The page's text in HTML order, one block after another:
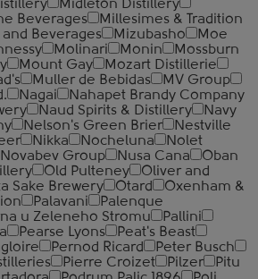
Midleton Distillery
Beverages
Millesimes & Tradition
Beverages
Mizubasho
Moe
Molinari Monin
Mossburn
Mount Gay
Mozart Distillerie
Muller de Bebidas
MV Group
Nagai
Nahapet Brandy Company
Naud Spirits & Distillery
Navy
Nelson's Green Brier
Nestville
Nikka Nocheluna
Nolet
Novabev Group Nusa Cana
Oban
Old Pulteney
Oliver and
Sake Brewery Otard
Oxenham &
Palavani
Palenque
u Zeleneho Stromu
Pallini
Pearse Lyons
Peat's Beast
Pernod Ricard
Peter Busch
Pierre Croizet Pilzer
Pitu